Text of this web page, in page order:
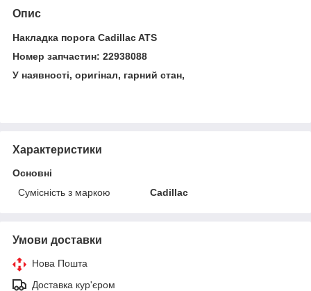
Опис
Накладка порога Cadillac ATS
Номер запчастин: 22938088
У наявності, оригінал, гарний стан,
Характеристики
Основні
Сумісність з маркою
Cadillac
Умови доставки
Нова Пошта
Доставка кур'єром